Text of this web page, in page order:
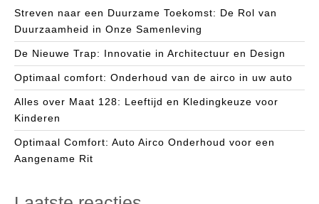
Streven naar een Duurzame Toekomst: De Rol van
Duurzaamheid in Onze Samenleving
De Nieuwe Trap: Innovatie in Architectuur en Design
Optimaal comfort: Onderhoud van de airco in uw auto
Alles over Maat 128: Leeftijd en Kledingkeuze voor
Kinderen
Optimaal Comfort: Auto Airco Onderhoud voor een
Aangename Rit